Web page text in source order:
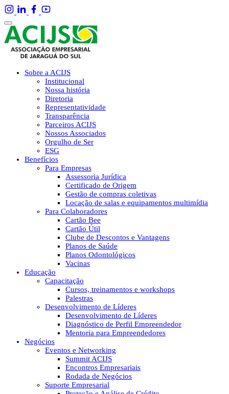
Sobre a ACIJS
Institucional
Nossa história
Diretoria
Representatividade
Transparência
Parceiros ACIJS
Nossos Associados
Orgulho de Ser
ESG
Benefícios
Para Empresas
Assessoria Jurídica
Certificado de Origem
Gestão de compras coletivas
Locação de salas e equipamentos multimídia
Para Colaboradores
Cartão Bee
Cartão Útil
Clube de Descontos e Vantagens
Planos de Saúde
Planos Odontológicos
Vacinas
Educação
Capacitação
Cursos, treinamentos e workshops
Palestras
Desenvolvimento de Líderes
Desenvolvimento de Líderes
Diagnóstico de Perfil Empreendedor
Mentoria para Empreendedores
Negócios
Eventos e Networking
Summit ACIJS
Encontros Empresariais
Rodada de Negócios
Suporte Empresarial